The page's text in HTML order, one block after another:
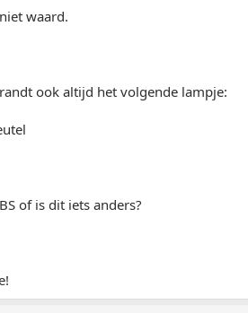
waard.
ook altijd het volgende lampje:
of is dit iets anders?